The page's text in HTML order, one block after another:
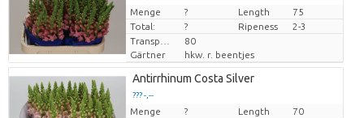
Preis pro Stück
Menge ? Length
75
Total:
? Ripeness
2-3
80
Gärtner
hkw. r. beentjes
Antirrhinum Costa Silver
??? -,--
Preis pro Stück
Menge ? Length
70